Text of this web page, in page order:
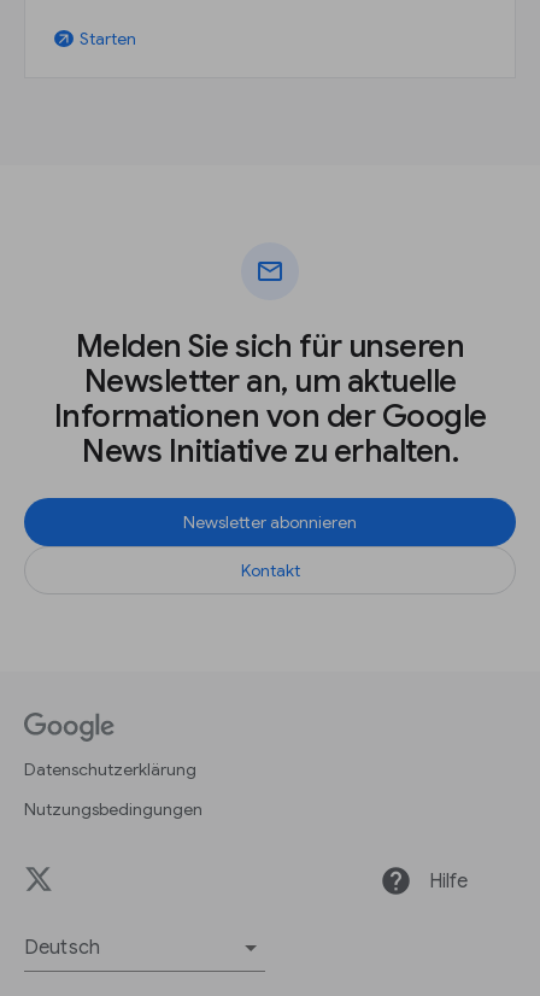
arrow_outward Starten
mail
Melden Sie sich für unseren
Newsletter an, um aktuelle
Informationen von der Google
News Initiative zu erhalten.
Newsletter abonnieren
Kontakt
Datenschutzerklärung
Nutzungsbedingungen
help Hilfe
Deutsch